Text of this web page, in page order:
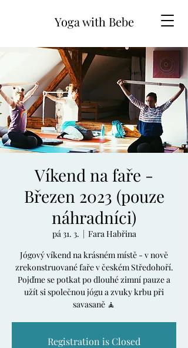
Yoga with Bebe
Víkend na faře -
Březen 2023 (pouze
náhradníci)
pá 31. 3.
  |
Fara Habřina
Jógový víkend na krásném místě - v nově
zrekonstruované faře v českém Středohoří.
Pojďme se potkat po dlouhé zimní pauze a
užít si společnou jógu a zvuky krbu při
savasaně 🧘
Registration is Closed